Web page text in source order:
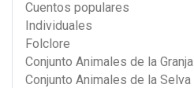
Cuentos populares
Individuales
Folclore
Conjunto Animales de la Granja
Conjunto Animales de la Selva